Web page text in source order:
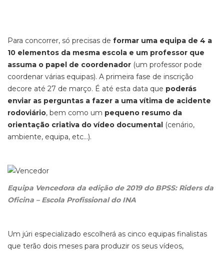
Para concorrer, só precisas de formar uma equipa de 4 a
10 elementos da mesma escola e um professor que
assuma o papel de coordenador (um professor pode
coordenar várias equipas). A primeira fase de inscrição
decore até 27 de março. É até esta data que poderás
enviar as perguntas a fazer a uma vítima de acidente
rodoviário, bem como um pequeno resumo da
orientação criativa do vídeo documental (cenário,
ambiente, equipa, etc…).
Equipa Vencedora da edição de 2019 do BPSS: Riders da
Oficina – Escola Profissional do INA
Um júri especializado escolherá as cinco equipas finalistas
que terão dois meses para produzir os seus vídeos,